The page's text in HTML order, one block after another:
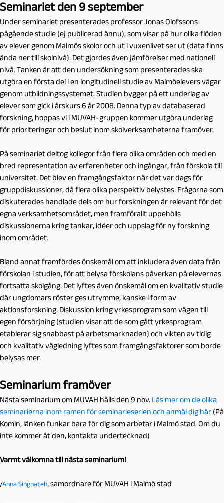
Seminariet den 9 september
Under seminariet presenterades professor Jonas Olofssons
pågående studie (ej publicerad ännu), som visar på hur olika flöden
av elever genom Malmös skolor och ut i vuxenlivet ser ut (data finns
ända ner till skolnivå). Det gjordes även jämförelser med nationell
nivå. Tanken är att den undersökning som presenterades ska
utgöra en första del i en longitudinell studie av Malmöelevers vägar
genom utbildningssystemet. Studien bygger på ett underlag av
elever som gick i årskurs 6 år 2008. Denna typ av databaserad
forskning, hoppas vi i MUVAH-gruppen kommer utgöra underlag
för prioriteringar och beslut inom skolverksamheterna framöver.
På seminariet deltog kollegor från flera olika områden och med en
bred representation av erfarenheter och ingångar, från förskola till
universitet. Det blev en framgångsfaktor när det var dags för
gruppdiskussioner, då flera olika perspektiv belystes. Frågorna som
diskuterades handlade dels om hur forskningen är relevant för det
egna verksamhetsområdet, men framförallt uppehölls
diskussionerna kring tankar, idéer och uppslag för ny forskning
inom området.
Bland annat framfördes önskemål om att inkludera även data från
förskolan i studien, för att belysa förskolans påverkan på elevernas
fortsatta skolgång. Det lyftes även önskemål om en kvalitativ studie
där ungdomars röster ges utrymme, kanske i form av
aktionsforskning. Diskussion kring yrkesprogram som vägen till
egen försörjning (studien visar att de som gått yrkesprogram
etablerar sig snabbast på arbetsmarknaden) och vikten av tidig
och kvalitativ vägledning lyftes som framgångsfaktorer som borde
belysas mer.
Seminarium framöver
Nästa seminarium om MUVAH hålls den 9 nov. Läs mer om de olika
seminarierna inom ramen för seminarieserien och anmäl dig här (På
Komin, länken funkar bara för dig som arbetar i Malmö stad. Om du
inte kommer åt den, kontakta undertecknad)
Varmt välkomna till nästa seminarium!
/Anna Singhateh, samordnare för MUVAH i Malmö stad